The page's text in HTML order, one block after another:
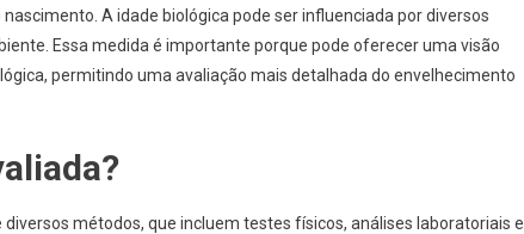
A idade biológica pode ser influenciada por diversos
Essa medida é importante porque pode oferecer uma visão
permitindo uma avaliação mais detalhada do envelhecimento
métodos, que incluem testes físicos, análises laboratoriais e